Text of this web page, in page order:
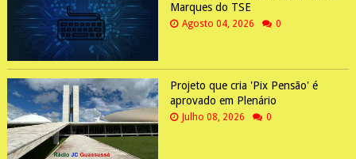
Marques do TSE
Agosto 04, 2026 0
Projeto que cria 'Pix Pensão' é
aprovado em Plenário
Julho 08, 2026 0